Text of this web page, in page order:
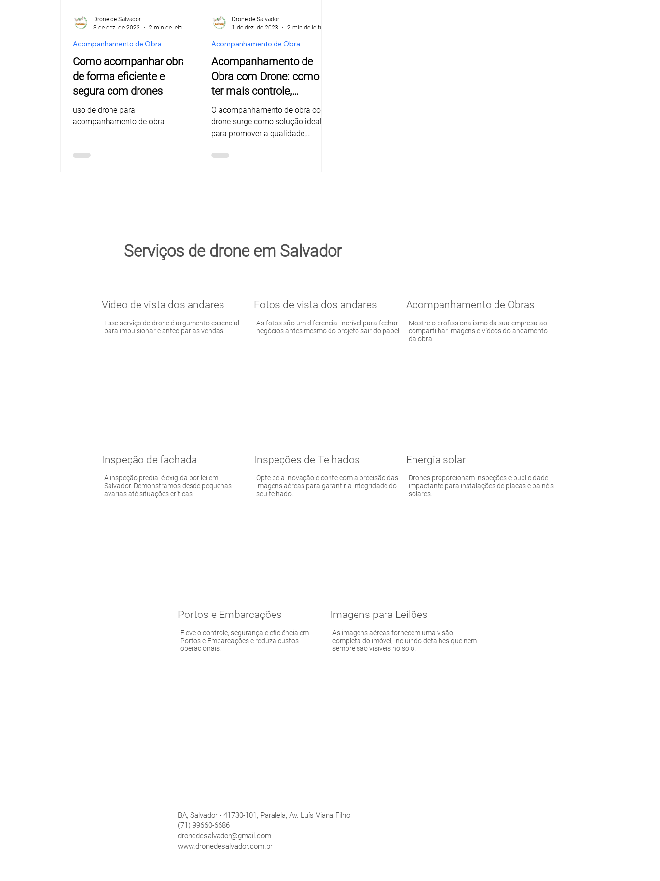
Esse serviço de drone é argumento essencial
para impulsionar e antecipar as vendas.
Vídeo de vista dos andares
As fotos são um diferencial incrível para fechar
negócios antes mesmo do projeto sair do papel.
Fotos de vista dos andares
Mostre o profissionalismo da sua empresa ao
compartilhar imagens e vídeos do andamento
da obra.
Acompanhamento de Obras
A inspeção predial é exigida por lei em
Salvador. Demonstramos desde pequenas
avarias até situações críticas.
Inspeção de fachada
Opte pela inovação e conte com a precisão das
imagens aéreas para garantir a integridade do
seu telhado.
Inspeções de Telhados
Drones proporcionam inspeções e publicidade
impactante para instalações de placas e painéis
solares.
Energia solar
Eleve o controle, segurança e eficiência em
Portos e Embarcações e reduza custos
operacionais.
Portos e Embarcações
As imagens aéreas fornecem uma visão
completa do imóvel, incluindo detalhes que nem
sempre são visíveis no solo.
Imagens para Leilões
Serviços de drone em Salvador
Voo de drone em Salvador
Escola de Drone de Salvador
Pilotagem segura e legal
Curso Piloto de Drone em Salvador
Drone Salvador
Como acompanhar obras
de forma eficiente e
segura com drones
uso de drone para
acompanhamento de obra
Acompanhamento de Obra
Drone de Salvador
3 de dez. de 2023
Acompanhamento de
Obra com Drone: como
ter mais controle,
segurança e vender mais
imóveis
O acompanhamento de obra com
drone surge como solução ideal
para promover a qualidade,
segurança e, consequentemente,
impulsionar as vendas.
Acompanhamento de Obra
Drone de Salvador
1 de dez. de 2023
BA, Salvador - 41730-101, Paralela, Av. Luís Viana Filho
(71) 99660-6686
dronedesalvador@gmail.com
www.dronedesalvador.com.br